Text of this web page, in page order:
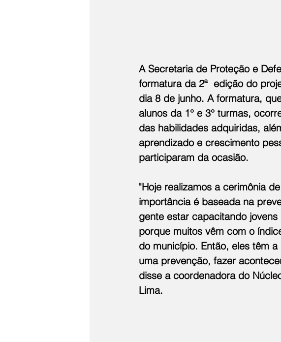
A Secretaria de Proteção e
formatura da 2ª  edição do
dia 8 de junho. A formatura,
alunos da 1° e 3° turmas,
das habilidades adquiridas,
aprendizado e crescimento
participaram da ocasião.
"Hoje realizamos a cerimônia
importância é baseada na
gente estar capacitando
porque muitos vêm com o
do município. Então, eles têm
uma prevenção, fazer
disse a coordenadora do
Lima.